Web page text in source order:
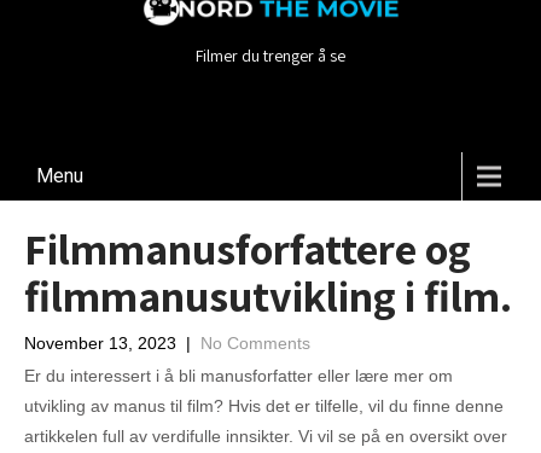
Filmer du trenger å se
Menu
Filmmanusforfattere og
filmmanusutvikling i film.
November 13, 2023 | No Comments
Er du interessert i å bli manusforfatter eller lære mer om
utvikling av manus til film? Hvis det er tilfelle, vil du finne denne
artikkelen full av verdifulle innsikter. Vi vil se på en oversikt over